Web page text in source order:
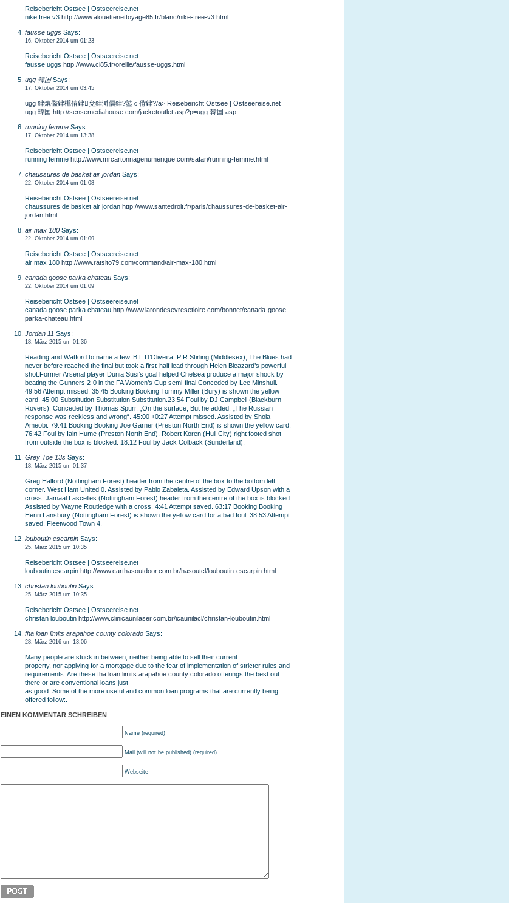
Reisebericht Ostsee | Ostseereise.net
nike free v3 http://www.alouettenettoyage85.fr/blanc/nike-free-v3.html
fausse uggs Says:
16. Oktober 2014 um 01:23
Reisebericht Ostsee | Ostseereise.net
fausse uggs http://www.ci85.fr/oreille/fausse-uggs.html
ugg 韓国Says:
17. Oktober 2014 um 03:45
ugg 銉熴儖銉欍偆銉兗銉溿偪銉?鍙ｃ偝銉?/a> Reisebericht Ostsee | Ostseereise.net
ugg 韓国 http://sensemediahouse.com/jacketoutlet.asp?p=ugg-韓国.asp
running femme Says:
17. Oktober 2014 um 13:38
Reisebericht Ostsee | Ostseereise.net
running femme http://www.mrcartonnagenumerique.com/safari/running-femme.html
chaussures de basket air jordan Says:
22. Oktober 2014 um 01:08
Reisebericht Ostsee | Ostseereise.net
chaussures de basket air jordan http://www.santedroit.fr/paris/chaussures-de-basket-air-
jordan.html
air max 180 Says:
22. Oktober 2014 um 01:09
Reisebericht Ostsee | Ostseereise.net
air max 180 http://www.ratsito79.com/command/air-max-180.html
canada goose parka chateau Says:
22. Oktober 2014 um 01:09
Reisebericht Ostsee | Ostseereise.net
canada goose parka chateau http://www.larondesevresetloire.com/bonnet/canada-goose-
parka-chateau.html
Jordan 11 Says:
18. März 2015 um 01:36
Reading and Watford to name a few. B L D’Oliveira. P R Stirling (Middlesex), The Blues had
never before reached the final but took a first-half lead through Helen Bleazard’s powerful
shot.Former Arsenal player Dunia Susi’s goal helped Chelsea produce a major shock by
beating the Gunners 2-0 in the FA Women’s Cup semi-final Conceded by Lee Minshull.
49:56 Attempt missed. 35:45 Booking Booking Tommy Miller (Bury) is shown the yellow
card. 45:00 Substitution Substitution Substitution.23:54 Foul by DJ Campbell (Blackburn
Rovers). Conceded by Thomas Spurr. „On the surface, But he added: „The Russian
response was reckless and wrong“. 45:00 +0:27 Attempt missed. Assisted by Shola
Ameobi. 79:41 Booking Booking Joe Garner (Preston North End) is shown the yellow card.
76:42 Foul by Iain Hume (Preston North End). Robert Koren (Hull City) right footed shot
from outside the box is blocked. 18:12 Foul by Jack Colback (Sunderland).
Grey Toe 13s Says:
18. März 2015 um 01:37
Greg Halford (Nottingham Forest) header from the centre of the box to the bottom left
corner. West Ham United 0. Assisted by Pablo Zabaleta. Assisted by Edward Upson with a
cross. Jamaal Lascelles (Nottingham Forest) header from the centre of the box is blocked.
Assisted by Wayne Routledge with a cross. 4:41 Attempt saved. 63:17 Booking Booking
Henri Lansbury (Nottingham Forest) is shown the yellow card for a bad foul. 38:53 Attempt
saved. Fleetwood Town 4.
louboutin escarpin Says:
25. März 2015 um 10:35
Reisebericht Ostsee | Ostseereise.net
louboutin escarpin http://www.carthasoutdoor.com.br/hasoutcl/louboutin-escarpin.html
christan louboutin Says:
25. März 2015 um 10:35
Reisebericht Ostsee | Ostseereise.net
christan louboutin http://www.clinicaunilaser.com.br/icaunilacl/christan-louboutin.html
fha loan limits arapahoe county colorado Says:
28. März 2016 um 13:06
Many people are stuck in between, neither being able to sell their current
property, nor applying for a mortgage due to the fear of implementation of stricter rules and
requirements. Are these fha loan limits arapahoe county colorado offerings the best out
there or are conventional loans just
as good. Some of the more useful and common loan programs that are currently being
offered follow:.
EINEN KOMMENTAR SCHREIBEN
Name (required)
Mail (will not be published) (required)
Webseite